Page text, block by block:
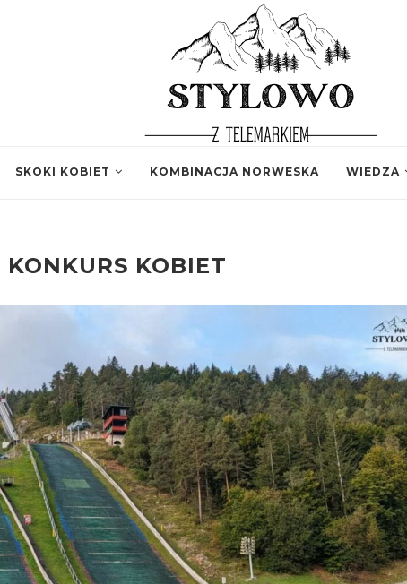
SKOKI KOBIET KOMBINACJA NORWESKA WIEDZA
KONKURS KOBIET